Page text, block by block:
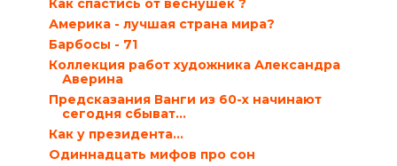
Как спастись от веснушек ?
Америка - лучшая страна мира?
Барбосы - 71
Коллекция работ художника Александра
Аверина
Предсказания Ванги из 60-х начинают
сегодня сбыват...
Как у президента…
Одиннадцать мифов про сон